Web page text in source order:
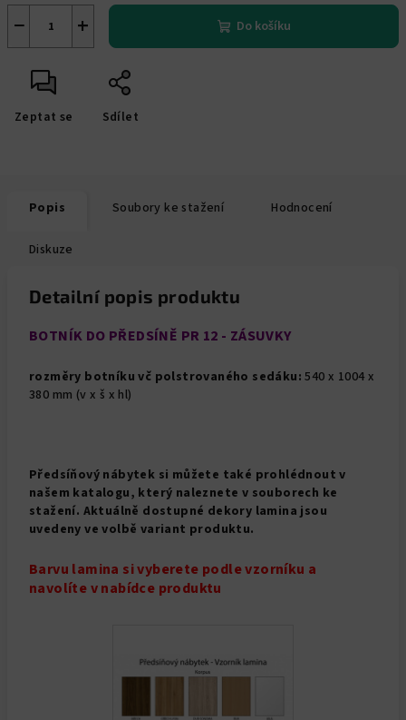
+
− Do košíku
Zeptat se Sdílet
Popis Soubory ke stažení Hodnocení
Diskuze
Detailní popis produktu
BOTNÍK DO PŘEDSÍNĚ PR 12 - ZÁSUVKY
rozměry botníku vč polstrovaného sedáku: 540 x 1004 x
380 mm (v x š x hl)
Předsíňový nábytek si můžete také prohlédnout v
našem katalogu, který naleznete v souborech ke
stažení. Aktuálně dostupné dekory lamina jsou
uvedeny ve volbě variant produktu.
Barvu lamina si vyberete podle vzorníku a
navolíte v nabídce produktu